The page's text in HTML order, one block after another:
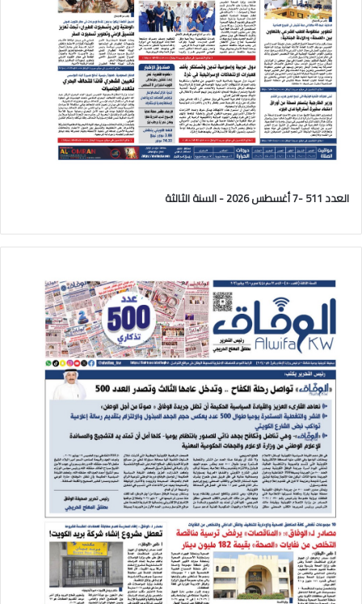
العدد 511 -7 أغسطس 2026 - السنة الثالثة